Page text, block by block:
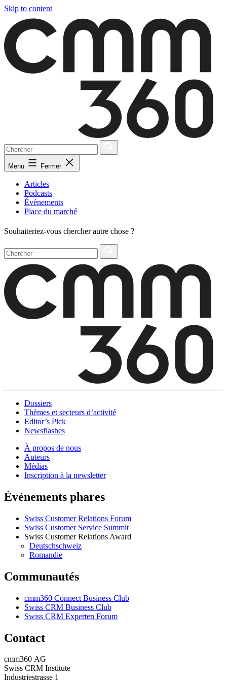
Skip to content
Menu Fermer
Articles
Podcasts
Événements
Place du marché
Souhaiteriez-vous chercher autre chose ?
Dossiers
Thèmes et secteurs d’activité
Editor’s Pick
Newsflashes
À propos de nous
Auteurs
Médias
Inscription à la newsletter
Événements phares
Swiss Customer Relations Forum
Swiss Customer Service Summit
Swiss Customer Relations Award
Deutschschweiz
Romandie
Communautés
cmm360 Connect Business Club
Swiss CRM Business Club
Swiss CRM Experten Forum
Contact
cmm360 AG
Swiss CRM Institute
Industriestrasse 1